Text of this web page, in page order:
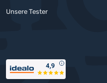
Unsere Tester
Auszeichnungen